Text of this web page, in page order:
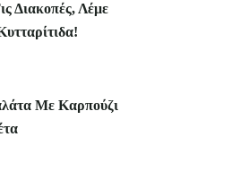
Διακοπές, Λέμε
Με Καρπούζι